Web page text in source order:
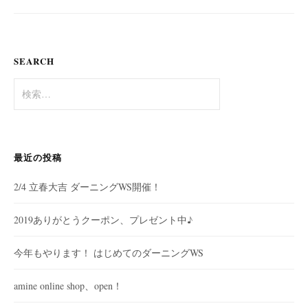
ョ
ン
SEARCH
索
最近の投稿
2/4 立春大吉 ダーニングWS開催！
2019ありがとうクーポン、プレゼント中♪
今年もやります！ はじめてのダーニングWS
amine online shop、open！